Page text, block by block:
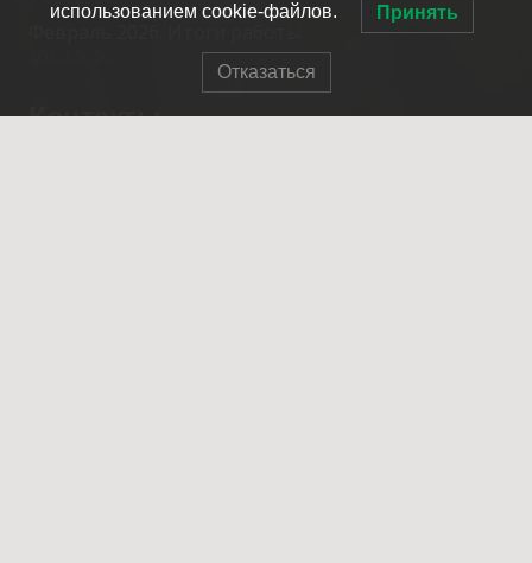
Контакты
использованием cookie-файлов. Принять
Отказаться